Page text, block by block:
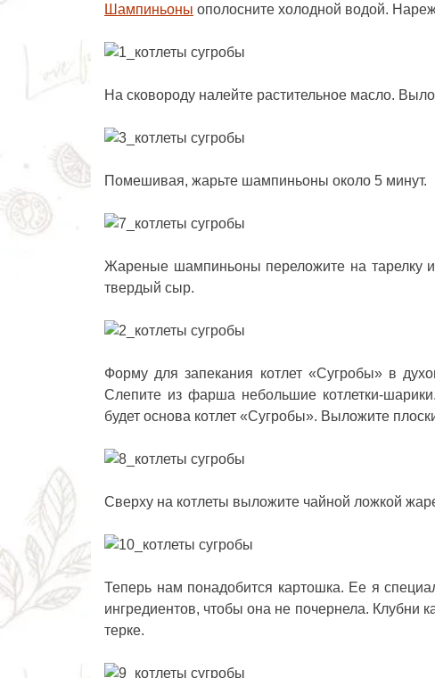
Шампиньоны ополосните холодной водой.
На сковороду налейте растительное масло.
Помешивая, жарьте шампиньоны около 5 минут.
Жареные шампиньоны переложите на тарелку
твердый сыр.
Форму для запекания котлет «Сугробы» в
Слепите из фарша небольшие котлетки-
будет основа котлет «Сугробы». Выложите
Сверху на котлеты выложите чайной ложкой
Теперь нам понадобится картошка. Ее я
ингредиентов, чтобы она не почернела. Клубни
терке.